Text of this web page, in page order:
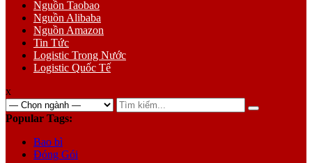
Nguồn Taobao
Nguồn Alibaba
Nguồn Amazon
Tin Tức
Logistic Trong Nước
Logistic Quốc Tế
x
Search
for:
Popular Tags:
Bao bì
Đóng Gói